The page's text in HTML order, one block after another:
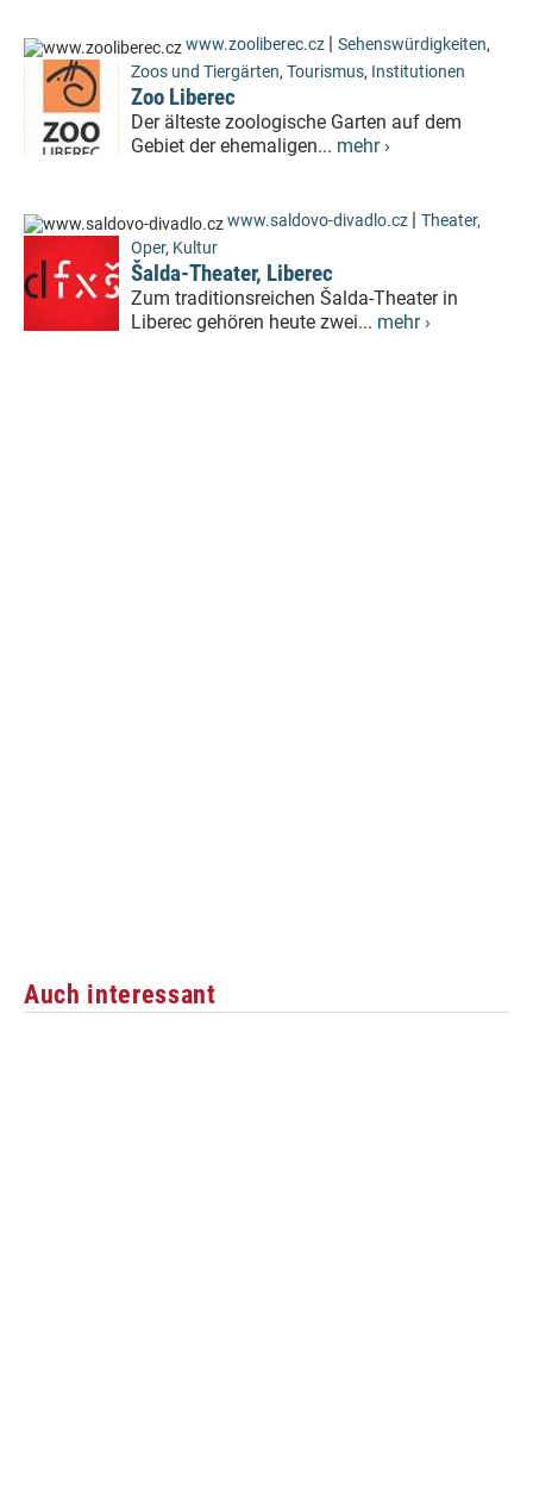
www.zooliberec.cz | Sehenswürdigkeiten,
Zoos und Tiergärten, Tourismus, Institutionen
Zoo Liberec
Der älteste zoologische Garten auf dem
Gebiet der ehemaligen... mehr ›
www.saldovo-divadlo.cz | Theater,
Oper, Kultur
Šalda-Theater, Liberec
Zum traditionsreichen Šalda-Theater in
Liberec gehören heute zwei... mehr ›
Auch interessant